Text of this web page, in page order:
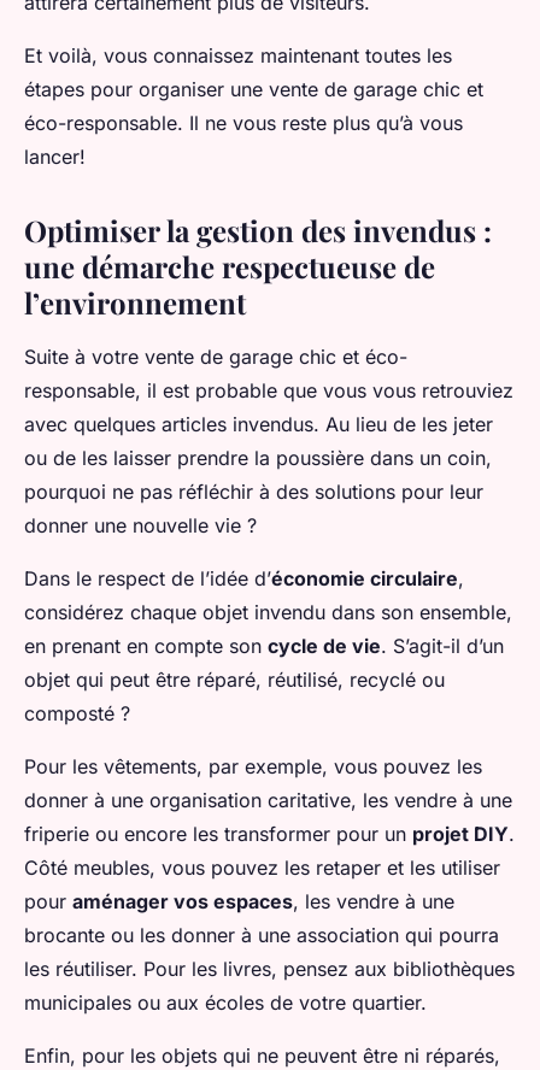
Et voilà, vous connaissez maintenant toutes les
étapes pour organiser une vente de garage chic et
éco-responsable. Il ne vous reste plus qu’à vous
lancer!
Optimiser la gestion des invendus :
une démarche respectueuse de
l’environnement
Suite à votre vente de garage chic et éco-
responsable, il est probable que vous vous retrouviez
avec quelques articles invendus. Au lieu de les jeter
ou de les laisser prendre la poussière dans un coin,
pourquoi ne pas réfléchir à des solutions pour leur
donner une nouvelle vie ?
Dans le respect de l’idée d’économie circulaire,
considérez chaque objet invendu dans son ensemble,
en prenant en compte son cycle de vie. S’agit-il d’un
objet qui peut être réparé, réutilisé, recyclé ou
composté ?
Pour les vêtements, par exemple, vous pouvez les
donner à une organisation caritative, les vendre à une
friperie ou encore les transformer pour un projet DIY.
Côté meubles, vous pouvez les retaper et les utiliser
pour aménager vos espaces, les vendre à une
brocante ou les donner à une association qui pourra
les réutiliser. Pour les livres, pensez aux bibliothèques
municipales ou aux écoles de votre quartier.
Enfin, pour les objets qui ne peuvent être ni réparés,